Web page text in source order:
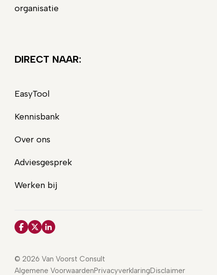
organisatie
DIRECT NAAR:
EasyTool
Kennisbank
Over ons
Adviesgesprek
Werken bij
© 2026 Van Voorst Consult
Algemene VoorwaardenPrivacyverklaringDisclaimer